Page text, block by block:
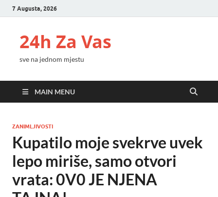
7 Augusta, 2026
24h Za Vas
sve na jednom mjestu
MAIN MENU
ZANIMLJIVOSTI
Kupatilo moje svekrve uvek
lepo miriše, samo otvori
vrata: 0V0 JE NJENA